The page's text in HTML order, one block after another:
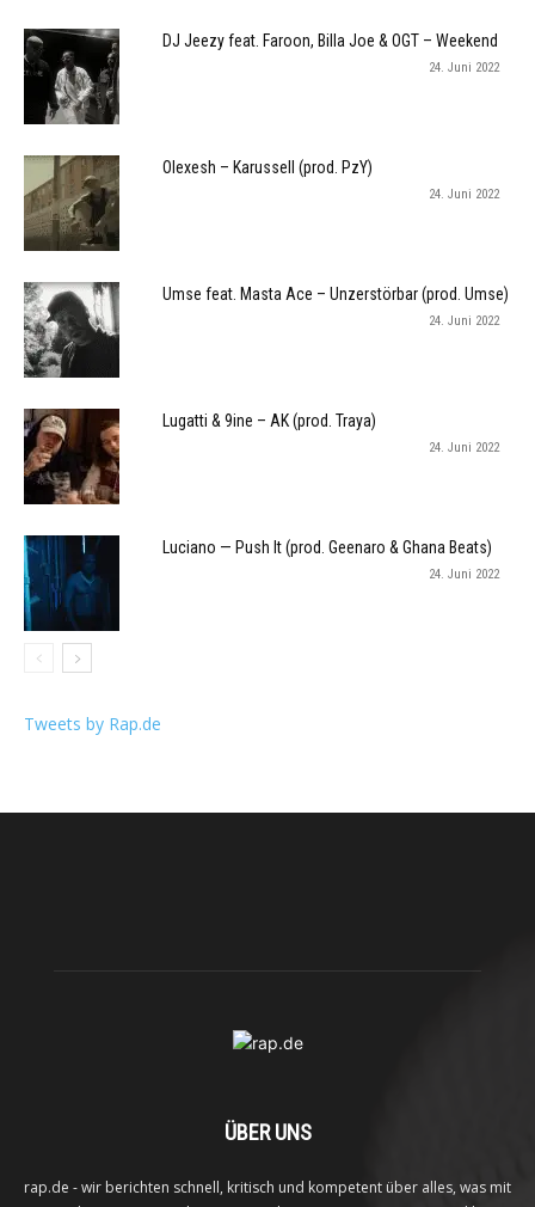
DJ Jeezy feat. Faroon, Billa Joe & OGT – Weekend
24. Juni 2022
Olexesh – Karussell (prod. PzY)
24. Juni 2022
Umse feat. Masta Ace – Unzerstörbar (prod. Umse)
24. Juni 2022
Lugatti & 9ine – AK (prod. Traya)
24. Juni 2022
Luciano — Push It (prod. Geenaro & Ghana Beats)
24. Juni 2022
Tweets by Rap.de
ÜBER UNS
rap.de - wir berichten schnell, kritisch und kompetent über alles, was mit